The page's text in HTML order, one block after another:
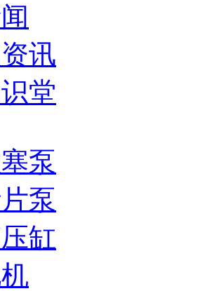
讯
堂
泵
泵
缸